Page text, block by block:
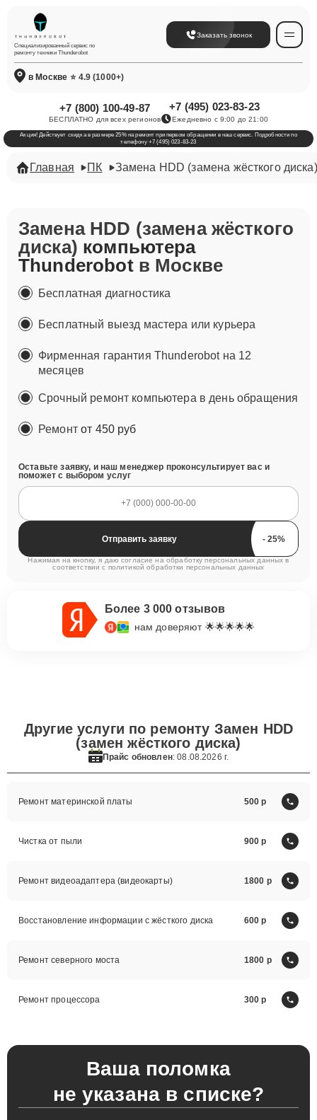
Специализированный сервис по
ремонту техники Thunderobot
Заказать звонок
в Москве ⭐ 4.9 (1000+)
+7 (800) 100-49-87
БЕСПЛАТНО для всех регионов
+7 (495) 023-83-23
Ежедневно с 9:00 до 21:00
Акция! Действует скидка в размере 25% на ремонт при первом обращении в наш сервис. Подробности по
телефону +7 (495) 023-83-23
Главная ПК Замена HDD (замена жёсткого диска)
Замена HDD (замена жёсткого
диска) компьютера
Thunderobotв Москве
Бесплатная диагностика
Бесплатный выезд мастера или курьера
Фирменная гарантия Thunderobot на 12
месяцев
Срочный ремонт компьютера в день обращения
Ремонтот 450 руб
Оставьте заявку, и наш менеджер проконсультирует вас и
поможет с выбором услуг
Отправить заявку
Нажимая на кнопку, я даю согласие на обработку персональных данных в
соответствии с политикой обработки персональных данных
Более 3 000 отзывов
нам доверяют 🌟🌟🌟🌟🌟
Другие услуги по ремонту Замен HDD
(замен жёсткого диска)
Прайс обновлен: 08.08.2026 г.
Ремонт материнской платы 500
Чистка от пыли 900
Ремонт видеоадаптера (видеокарты) 1800
Восстановление информации с жёсткого диска 600
Ремонт северного моста 1800
Ремонт процессора 300
Ваша поломка
не указана в списке?